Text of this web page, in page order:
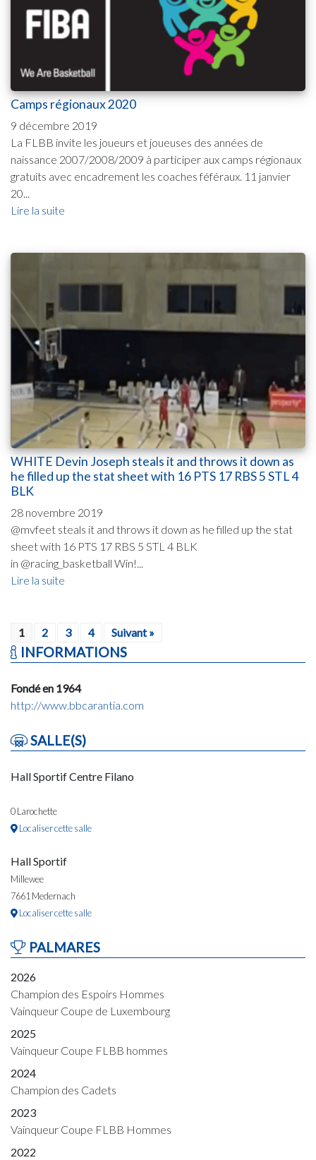
Camps régionaux 2020
9 décembre 2019
La FLBB invite les joueurs et joueuses des années de
naissance 2007/2008/2009 à participer aux camps régionaux
gratuits avec encadrement les coaches féféraux. 11 janvier
20...
Lire la suite
WHITE Devin Joseph steals it and throws it down as
he filled up the stat sheet with 16 PTS 17 RBS 5 STL 4
BLK
28 novembre 2019
@mvfeet steals it and throws it down as he filled up the stat
sheet with 16 PTS 17 RBS 5 STL 4 BLK
in @racing_basketball Win!...
Lire la suite
1 2 3 4 Suivant »
INFORMATIONS
Fondé en 1964
http://www.bbcarantia.com
SALLE(S)
Hall Sportif Centre Filano
0 Larochette
Localiser cette salle
Hall Sportif
Millewee
7661 Medernach
Localiser cette salle
PALMARES
2026
Champion des Espoirs Hommes
Vainqueur Coupe de Luxembourg
2025
Vainqueur Coupe FLBB hommes
2024
Champion des Cadets
2023
Vainqueur Coupe FLBB Hommes
2022